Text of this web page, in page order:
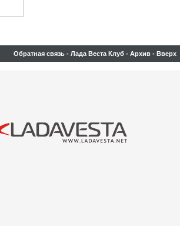
Обратная связь - Лада Веста Клуб - Архив - Вверх